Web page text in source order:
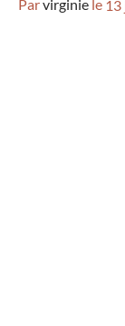
Parvirginie le 13